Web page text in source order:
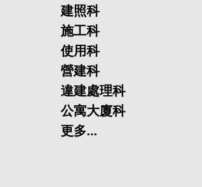
建照科
施工科
使用科
營建科
違建處理科
公寓大廈科
更多...